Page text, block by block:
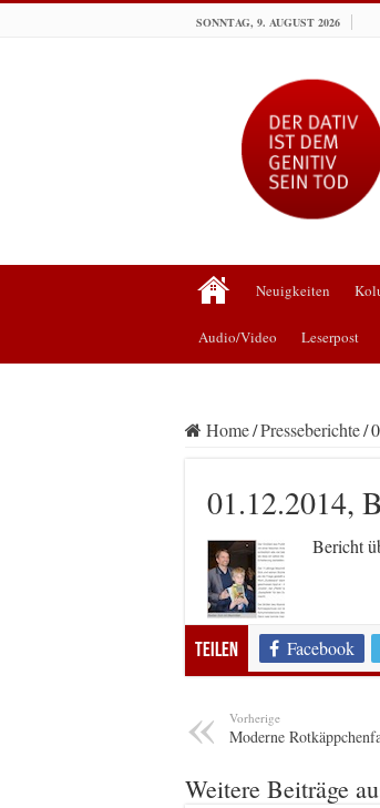
SONNTAG, 9. AUGUST 2026
Neuigkeiten
Audio/Video Leserpost
Home/Presseberichte/
01.12.2014,
Bericht
Teilen Facebook
Vorherige
Moderne
Weitere Beiträge